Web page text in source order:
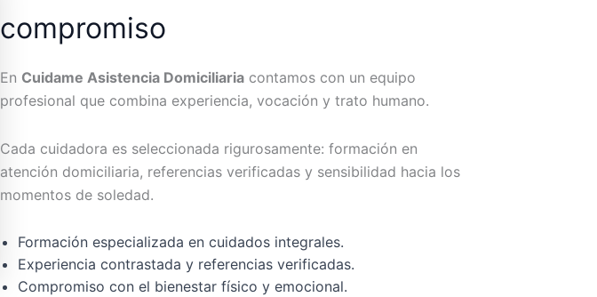
compromiso
En Cuidame Asistencia Domiciliaria contamos con un equipo
profesional que combina experiencia, vocación y trato humano.
Cada cuidadora es seleccionada rigurosamente: formación en
atención domiciliaria, referencias verificadas y sensibilidad hacia los
momentos de soledad.
Formación especializada en cuidados integrales.
Experiencia contrastada y referencias verificadas.
Compromiso con el bienestar físico y emocional.